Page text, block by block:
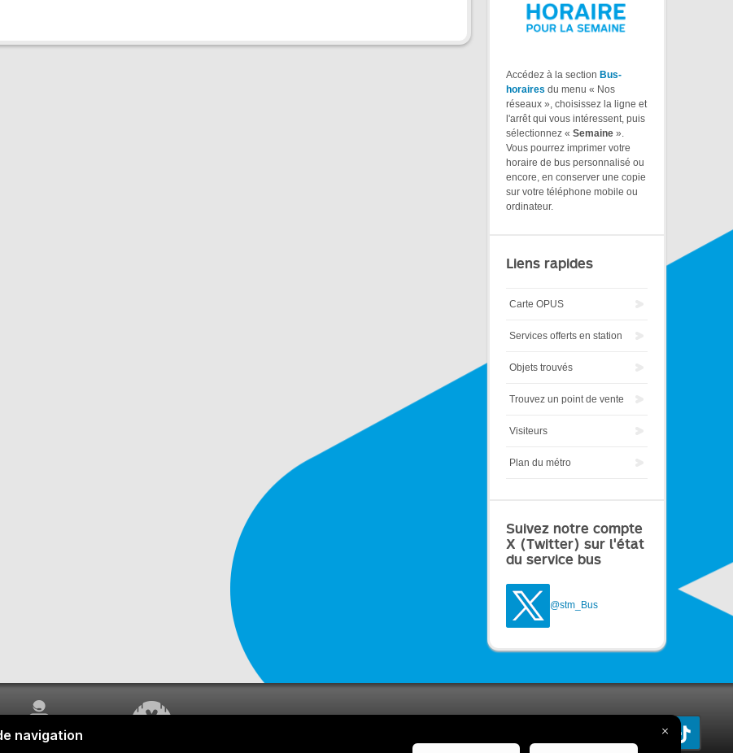
Accédez à la section Bus-
horaires du menu « Nos
réseaux », choisissez la ligne et
l'arrêt qui vous intéressent, puis
sélectionnez « Semaine ».
Vous pourrez imprimer votre
horaire de bus personnalisé ou
encore, en conserver une copie
sur votre téléphone mobile ou
ordinateur.
Liens rapides
Carte OPUS
Services offerts en station
Objets trouvés
Trouvez un point de vente
Visiteurs
Plan du métro
Suivez notre compte
X (Twitter) sur l'état
du service bus
@stm_Bus